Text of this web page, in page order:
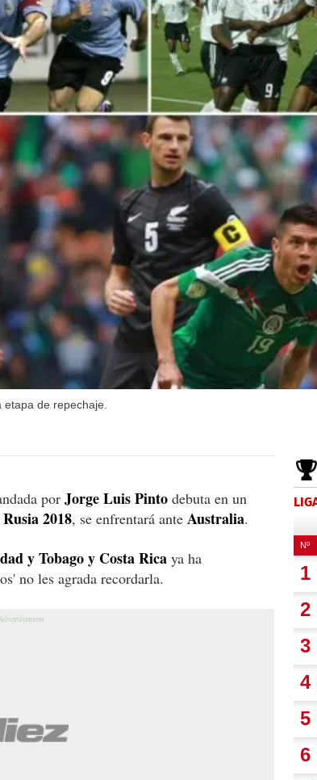
de repechaje.
por Jorge Luis Pinto debuta en un
2018, se enfrentará ante Australia.
y Tobago y Costa Rica ya ha
no les agrada recordarla.